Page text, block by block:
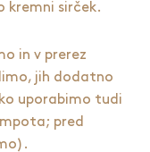
kremni sirček.
in v prerez
jih dodatno
uporabimo tudi
pred